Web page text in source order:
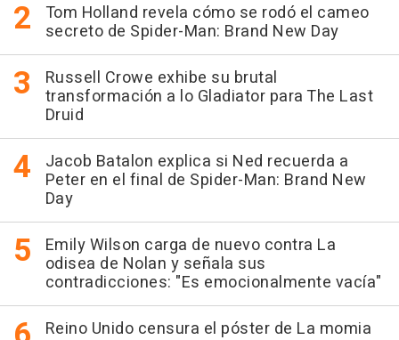
Tom Holland revela cómo se rodó el cameo
secreto de Spider-Man: Brand New Day
Russell Crowe exhibe su brutal
transformación a lo Gladiator para The Last
Druid
Jacob Batalon explica si Ned recuerda a
Peter en el final de Spider-Man: Brand New
Day
Emily Wilson carga de nuevo contra La
odisea de Nolan y señala sus
contradicciones: "Es emocionalmente vacía"
Reino Unido censura el póster de La momia